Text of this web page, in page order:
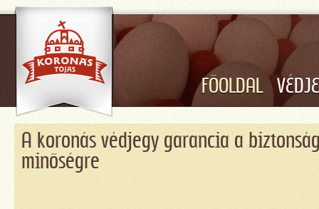
FŐOLDAL
A koronás védjegy garancia a
minőségre